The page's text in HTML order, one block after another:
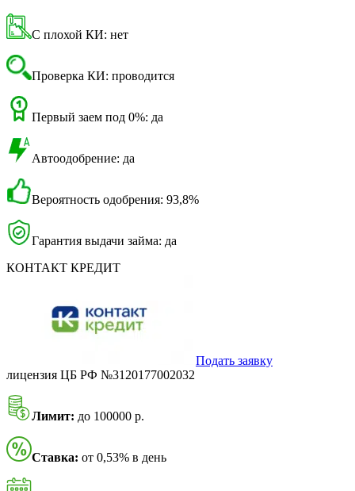
С плохой КИ: нет
Проверка КИ: проводится
Первый заем под 0%: да
Автоодобрение: да
Вероятность одобрения: 93,8%
Гарантия выдачи займа: да
КОНТАКТ КРЕДИТ
Подать заявку
лицензия ЦБ РФ №3120177002032
Лимит: до 100000 р.
Ставка: от 0,53% в день